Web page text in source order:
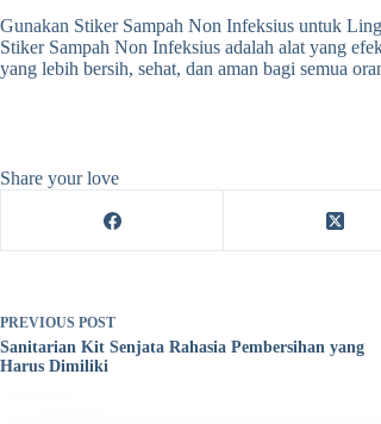
Gunakan Stiker Sampah Non Infeksius untuk
Stiker Sampah Non Infeksius adalah alat yang
yang lebih bersih, sehat, dan aman bagi semua
Share your love
PREVIOUS POST
Sanitarian Kit Senjata Rahasia Pembersihan yang
Harus Dimiliki